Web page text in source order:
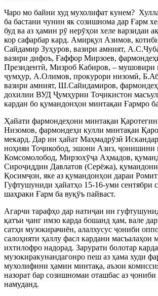
Чаро мо байни худ мухолифат кунем?
ба бастани чунин як созишнома дар Ғарм
буд ва аз ҳамин рӯ нерӯҳои хеле варзидаи
кор сафарбар кард. Амирқул Азимов,
Сайдамир Зуҳуров, вазири амният,
вазири дифоъ, Ғаффор Мирзоев,
Президентӣ, Мизроб Кабиров, – мушовири
ҷумҳур, А.Олимов, прокурори низомӣ,
вазири амният, Ш.Сайидамиров,
дохилии ВУД Ҷумҳурии Тоҷикистон
кардан бо қумандонҳои минтақаи Ғармро
Ҳайати фармондеҳони минтақаи
Низомов, фармондеҳи кулли минтақаи
мекард. Дар ин ҳайат Маҳмадрӯзӣ
ноҳияи Тоҷикобод, эшони Азиз, ҷонишини
Комсомолобод, Мирзохӯҷа Аҳмадов,
Сироҷиддин Давлатов (Серёжа),
Қосимҷон, яке аз қумандонҳои дараи
Гуфтушуниди ҳайатҳо 15-16-уми сентябри
шаҳраки Ғарм ба вуқӯъ пайваст.
Агарчи тарафҳо дар натиҷаи ин
қатъи ҷанг имзо карда бошанд ҳам, вале
сатҳи музокирачиён, алалхусус ҷониби
салоҳияти ҳаллу фасл кардани масъалаҳои
ихтилофро надорад. Зарурати болотар
музокиракунандагонро пеш аз ҳама худи
мухолифини ҳамин минтақа, аъзои
назорат бар созишномаи оташбас аз ҷониби
намуданд.